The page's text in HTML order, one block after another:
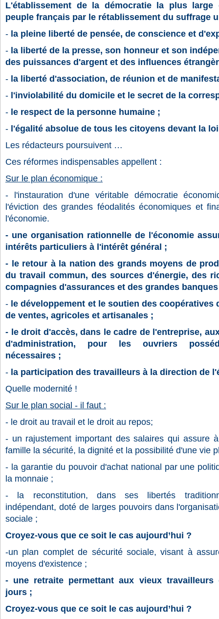
L'établissement de la démocratie la plus
peuple français par le rétablissement du suffrage
- la pleine liberté de pensée, de conscience et
- la liberté de la presse, son honneur et son
des puissances d'argent et des influences
- la liberté d'association, de réunion et de
- l'inviolabilité du domicile et le secret de la
- le respect de la personne humaine ;
- l'égalité absolue de tous les citoyens devant la
Les rédacteurs poursuivent …
Ces réformes indispensables appellent :
Sur le plan économique :
-
l'instauration d'une véritable démocratie
l'éviction des grandes féodalités économiques et
l'économie.
- une organisation rationnelle de l'économie
intérêts particuliers à l'intérêt général ;
- le retour à la nation des grands moyens de
du travail commun, des sources d'énergie, des
compagnies d'assurances et des grandes
- le développement et le soutien des
de ventes, agricoles et artisanales ;
- le droit d'accès, dans le cadre de l'entreprise,
d'administration, pour les ouvriers
nécessaires ;
- la participation des travailleurs à la direction de
Quelle modernité !
Sur le plan social - il faut :
- le droit au travail et le droit au repos;
- un rajustement important des salaires qui assure
famille la sécurité, la dignité et la possibilité d'une vie
- la garantie du pouvoir d'achat national par une
la monnaie ;
-
la reconstitution, dans ses libertés
indépendant, doté de larges pouvoirs dans
sociale ;
Croyez-vous que ce soit le cas aujourd’hui ?
-un plan complet de sécurité sociale, visant à
moyens d'existence ;
- une retraite permettant aux vieux
jours ;
Croyez-vous que ce soit le cas aujourd’hui ?